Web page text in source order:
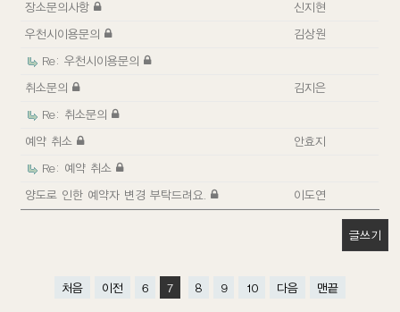
장소문의사항
신지현
우천시이용문의
김상원
Re: 우천시이용문의
취소문의
김지은
Re: 취소문의
예약 취소
안효지
Re: 예약 취소
양도로 인한 예약자 변경 부탁드려요.
이도연
글쓰기
처음 이전 6 7 8 9 10 다음 맨끝